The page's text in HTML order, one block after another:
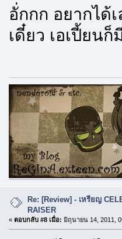
อั่กกก อยากได้
เดี๋ยว เอเปี้ยนก็
Re: [Review] - เหรียญ
RAISER
« ตอบกลับ #8 เมื่อ: มิถุนายน 14, 2011,